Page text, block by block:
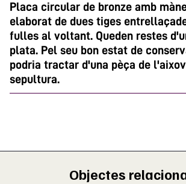
Placa circular de bronze amb
elaborat de dues tiges
fulles al voltant. Queden restes
plata. Pel seu bon estat de
podria tractar d'una pèça de
sepultura.
Objectes